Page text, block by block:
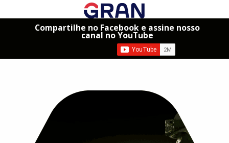
Compartilhe no Facebook e assine nosso
canal no YouTube